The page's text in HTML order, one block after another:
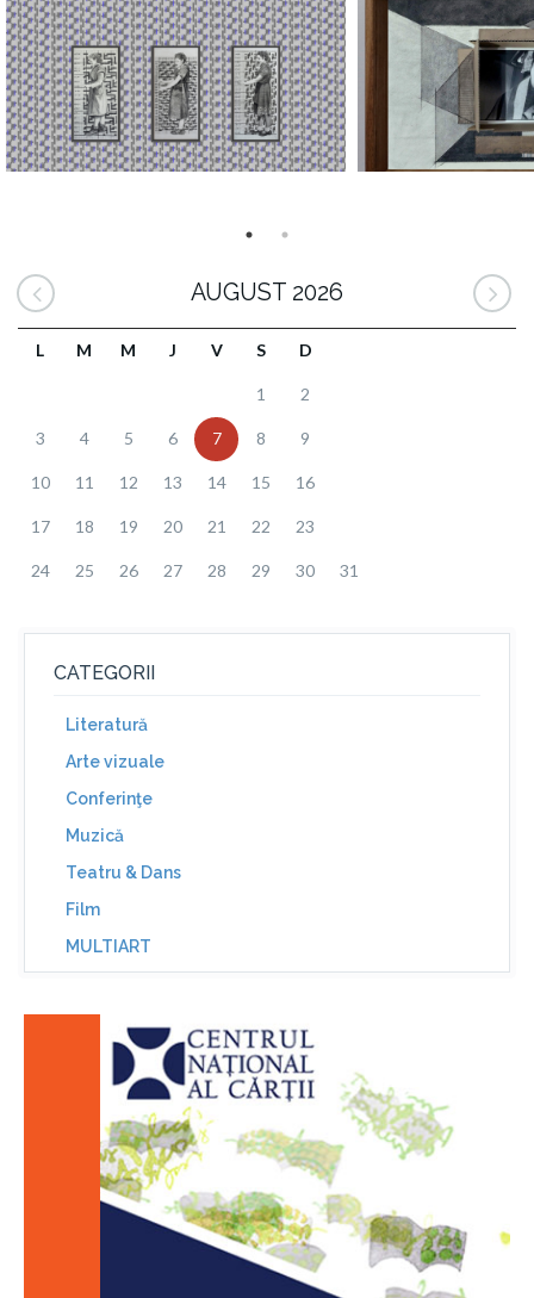
AUGUST 2026
L M M J V S D
1 2
3 4 5 6 7 8 9
10 11 12 13 14 15 16
17 18 19 20 21 22 23
24 25 26 27 28 29 30 31
CATEGORII
Literatură
Arte vizuale
Conferinţe
Muzică
Teatru & Dans
Film
MULTIART